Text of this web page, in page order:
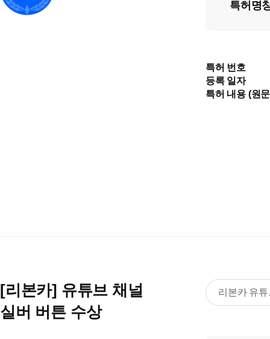
특허명
특허 번호
등록 일자
특허 내용 (원
[리본카] 유튜브 채널
실버 버튼 수상
리본카 유